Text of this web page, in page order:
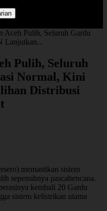
Aceh Pulih, Seluruh Gardu
Lanjutkan...
Pulih, Seluruh
Normal, Kini
Distribusi
memastikan sistem
sepenuhnya pascabencana.
kembali 20 Gardu
sistem kelistrikan utama